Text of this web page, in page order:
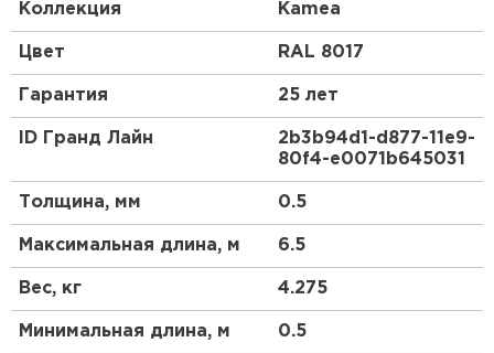
Металлочерепица Kamea (Камея) - это
современный премиум-класс, самое стильное
решение для Вашей кровли.
Металлочерепица Kamea (Камея) изготавливается
на европейском оборудовании только из
лучших покрытиях Grand Line.
Коллекция Kamea
Цвет RAL 8017
Гарантия 25 лет
ID Гранд Лайн
2b3b94d1-d877-11e9-
80f4-e0071b645031
Толщина, мм 0.5
Максимальная длина, м 6.5
Вес, кг 4.275
Минимальная длина, м 0.5